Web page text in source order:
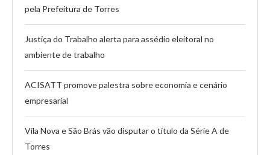
pela Prefeitura de Torres
Justiça do Trabalho alerta para assédio eleitoral no
ambiente de trabalho
ACISATT promove palestra sobre economia e cenário
empresarial
Vila Nova e São Brás vão disputar o título da Série A de
Torres